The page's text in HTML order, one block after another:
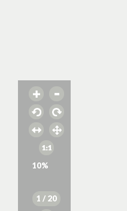
10%
1 / 20